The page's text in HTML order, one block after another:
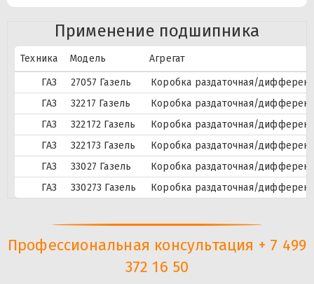
Применение подшипника
Техника Модель
Агрегат
ГАЗ
27057 Газель
Коробка раздаточная/
ГАЗ
32217 Газель
Коробка раздаточная/
ГАЗ
322172 Газель
Коробка раздаточная/
ГАЗ
322173 Газель
Коробка раздаточная/
ГАЗ
33027 Газель
Коробка раздаточная/
ГАЗ
330273 Газель Коробка раздаточная/
Профессиональная консультация + 7 499
372 16 50